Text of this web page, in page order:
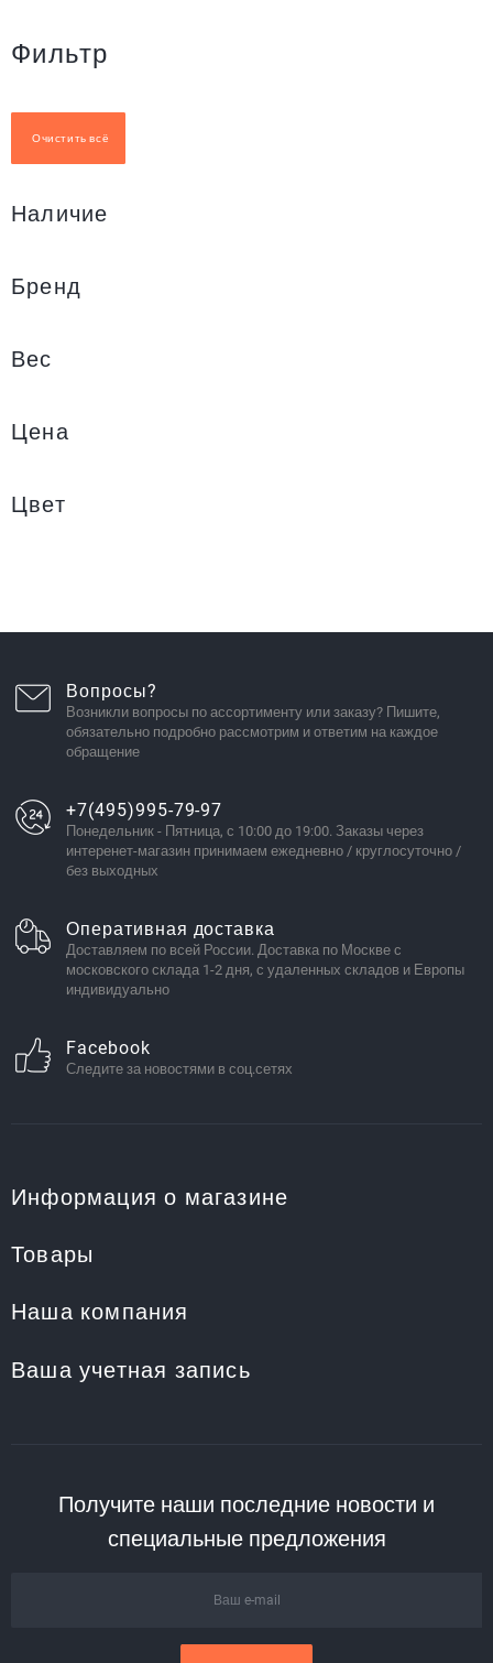
Фильтр
Очистить всё
Наличие
Бренд
Вес
Цена
Цвет
Вопросы?
Возникли вопросы по ассортименту или заказу? Пишите,
обязательно подробно рассмотрим и ответим на каждое
обращение
+7(495)995-79-97
Понедельник - Пятница, с 10:00 до 19:00. Заказы через
интеренет-магазин принимаем ежедневно / круглосуточно /
без выходных
Оперативная доставка
Доставляем по всей России. Доставка по Москве с
московского склада 1-2 дня, с удаленных складов и Европы
индивидуально
Facebook
Следите за новостями в соц.сетях
Информация о магазине
Товары
Наша компания
Ваша учетная запись
Получите наши последние новости и
специальные предложения